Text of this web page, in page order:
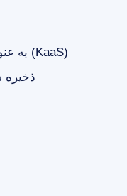
Kubernetes به عنوان یک سرویس (KaaS)
ذخیره